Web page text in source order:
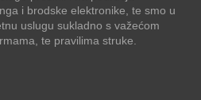
i brodske elektronike, te smo u
uslugu sukladno s važećom
te pravilima struke.